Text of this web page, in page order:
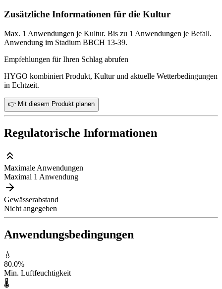
Zusätzliche Informationen für die Kultur
Max. 1 Anwendungen je Kultur. Bis zu 1 Anwendungen je Befall.
Anwendung im Stadium BBCH 13-39.
Empfehlungen für Ihren Schlag abrufen
HYGO kombiniert Produkt, Kultur und aktuelle Wetterbedingungen
in Echtzeit.
👉 Mit diesem Produkt planen
Regulatorische Informationen
Maximale Anwendungen
Maximal 1 Anwendung
Gewässerabstand
Nicht angegeben
Anwendungsbedingungen
💧
80.0%
Min. Luftfeuchtigkeit
🌡️